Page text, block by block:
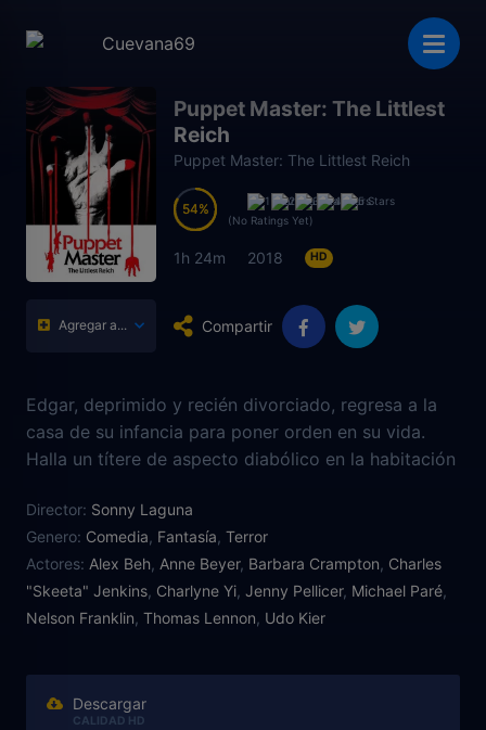
Agregar a...
Puppet Master: The Littlest
Reich
Puppet Master: The Littlest Reich
54
54
(No Ratings Yet)
1h 24m 2018 HD
Compartir
Edgar, deprimido y recién divorciado, regresa a la
casa de su infancia para poner orden en su vida.
Halla un títere de aspecto diabólico en la habitación
Para venderlo deberá acudir a una subasta en la
convención de conmemoración del 30º Aniversario
de los horribles crímenes de Toulon. El mal se
desatará en ese lugar.
Director: Sonny Laguna
Genero: Comedia Fantasía Terror
Actores: Alex Beh Anne Beyer, Barbara Crampton Charles
"Skeeta" Jenkins Charlyne Yi Jenny Pellicer, Michael Paré
Nelson Franklin Thomas Lennon Udo Kier
Descargar
CALIDAD HD